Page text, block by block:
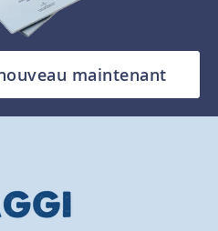
maintenant